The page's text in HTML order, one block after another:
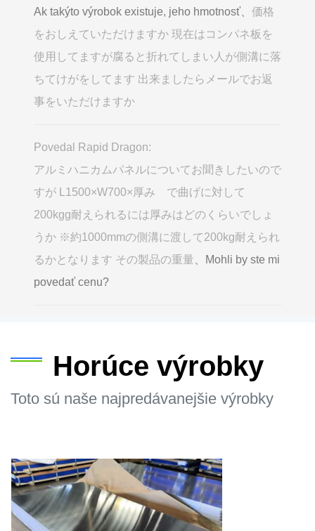
Ak takýto výrobok existuje, jeho hmotnosť、 価格
をおしえていただけますか 現在はコンパネ板を
使用してますが腐ると折れてしまい人が側溝に落
ちてけがをしてます 出来ましたらメールでお返
事をいただけますか
Povedal Rapid Dragon:
アルミハニカムパネルについてお聞きしたいので
すが L1500×W700×厚み で曲げに対して
200kgg耐えられるには厚みはどのくらいでしょ
うか ※約1000mmの側溝に渡して200kg耐えられ
るかとなります その製品の重量、Mohli by ste mi
povedať cenu?
Horúce výrobky
Toto sú naše najpredávanejšie výrobky